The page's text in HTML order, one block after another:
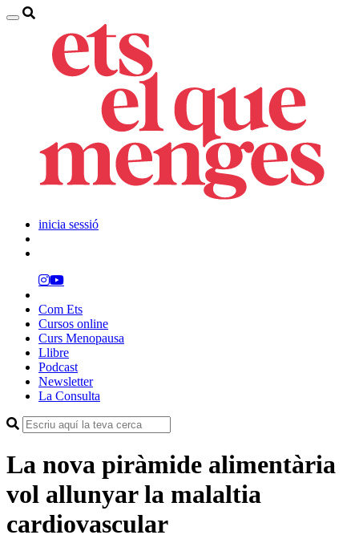
inicia sessió
Com Ets
Cursos online
Curs Menopausa
Llibre
Podcast
Newsletter
La Consulta
La nova piràmide alimentària
vol allunyar la malaltia
cardiovascular